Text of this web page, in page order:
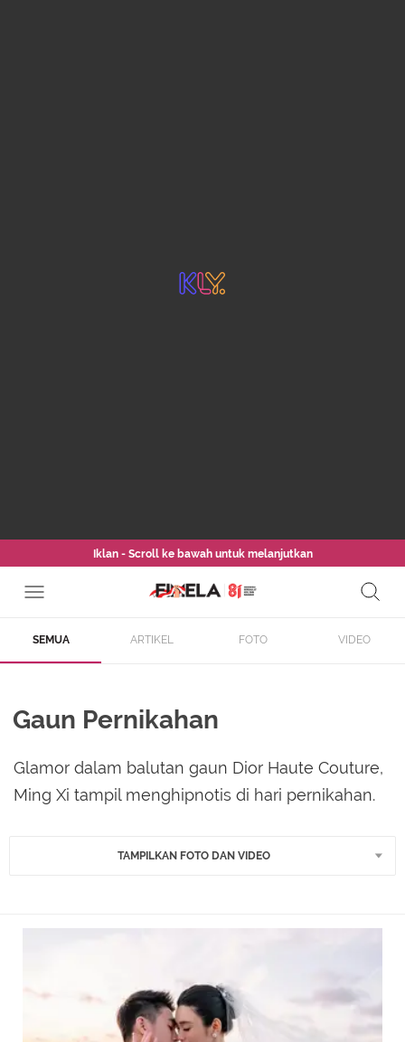
Iklan - Scroll ke bawah untuk melanjutkan
SEMUA ARTIKEL FOTO VIDEO
Gaun Pernikahan
Glamor dalam balutan gaun Dior Haute Couture,
Ming Xi tampil menghipnotis di hari pernikahan.
TAMPILKAN FOTO DAN VIDEO